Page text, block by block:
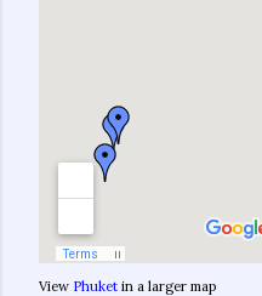
View Phuket in a larger map